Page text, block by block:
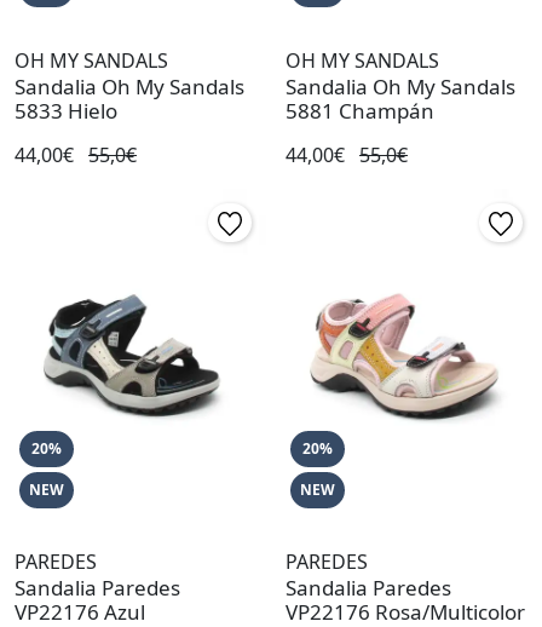
OH MY SANDALS
Sandalia Oh My Sandals
5833 Hielo
44,00€ 55,0€
OH MY SANDALS
Sandalia Oh My Sandals
5881 Champán
44,00€ 55,0€
20%
NEW
PAREDES
Sandalia Paredes
VP22176 Azul
20%
NEW
PAREDES
Sandalia Paredes
VP22176 Rosa/Multicolor